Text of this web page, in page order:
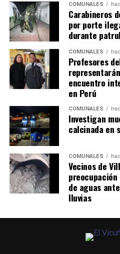
COMUNALES
Carabineros
por porte
durante
COMUNALES
Profesores
encuentro
en Perú
COMUNALES
Investigan
calcinada en
COMUNALES
Vecinos de
de aguas
lluvias